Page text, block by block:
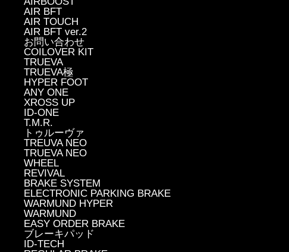
AIR BFT
AIR TOUCH
AIR BFT ver.2
お問い合わせ
COILOVER KIT
TRUEVA
TRUEVA極
HYPER FOOT
ANY ONE
XROSS UP
ID-ONE
T.M.R.
トゥルーヴァ
TREUVA NEO
TRUEVA NEO
WHEEL
REVIVAL
BRAKE SYSTEM
ELECTRONIC PARKING BRAKE
WARMUND HYPER
WARMUND
EASY ORDER BRAKE
ブレーキパッド
ID-TECH